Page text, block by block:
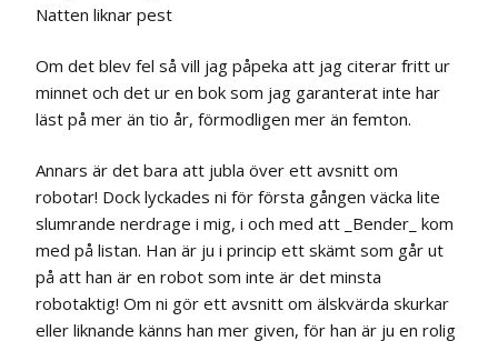
Natten liknar pest
Om det blev fel så vill jag påpeka att jag citerar fritt ur
minnet och det ur en bok som jag garanterat inte har
läst på mer än tio år, förmodligen mer än femton.
Annars är det bara att jubla över ett avsnitt om
robotar! Dock lyckades ni för första gången väcka lite
slumrande nerdrage i mig, i och med att _Bender_ kom
med på listan. Han är ju i princip ett skämt som går ut
på att han är en robot som inte är det minsta
robotaktig! Om ni gör ett avsnitt om älskvärda skurkar
eller liknande känns han mer given, för han är ju en rolig